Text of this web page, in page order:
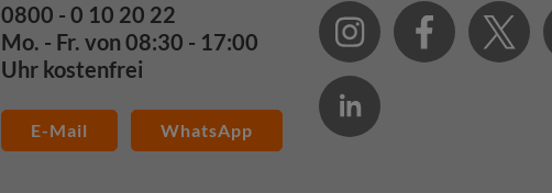
0800 - 0 10 20 22
Mo. - Fr. von 08:30 - 17:00
Uhr kostenfrei
E-Mail WhatsApp